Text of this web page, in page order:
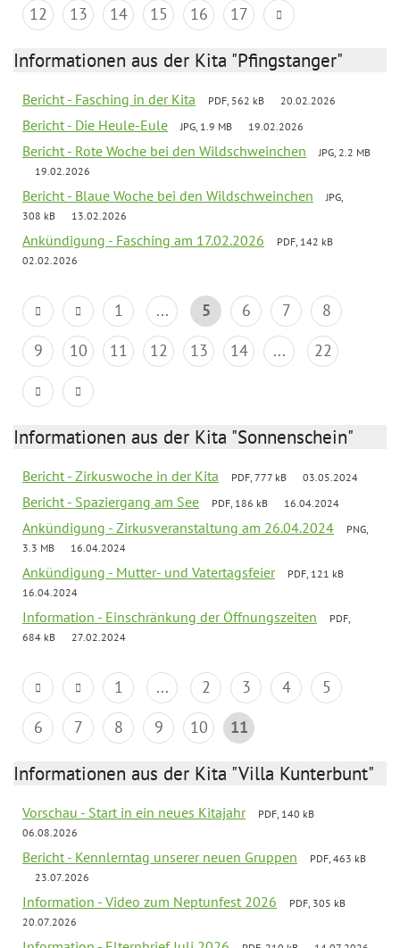
12
13 14 15 16 17
Informationen aus der Kita "Pfingstanger"
Bericht - Fasching in der Kita PDF, 562 kB 20.02.2026
Bericht - Die Heule-Eule JPG, 1.9 MB 19.02.2026
Bericht - Rote Woche bei den Wildschweinchen
JPG, 2.2 MB
19.02.2026
Bericht - Blaue Woche bei den Wildschweinchen
JPG,
308 kB
13.02.2026
Ankündigung - Fasching am 17.02.2026
PDF, 142 kB
02.02.2026
1 ... 5 6 7
8
9
10 11 12 13 14 ... 22
Informationen aus der Kita "Sonnenschein"
Bericht - Zirkuswoche in der Kita PDF, 777 kB 03.05.2024
Bericht - Spaziergang am See PDF, 186 kB 16.04.2024
Ankündigung - Zirkusveranstaltung am 26.04.2024
PNG,
3.3 MB
16.04.2024
Ankündigung - Mutter- und Vatertagsfeier
PDF, 121 kB
16.04.2024
Information - Einschränkung der Öffnungszeiten
PDF,
684 kB
27.02.2024
1 ... 2 3 4
5
6
7 8 9 10 11
Informationen aus der Kita "Villa Kunterbunt"
Vorschau - Start in ein neues Kitajahr
PDF, 140 kB
06.08.2026
Bericht - Kennlerntag unserer neuen Gruppen
PDF, 463 kB
23.07.2026
Information - Video zum Neptunfest 2026
PDF, 305 kB
20.07.2026